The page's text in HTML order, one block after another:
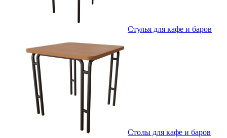
Стулья для кафе и баров
Столы для кафе и баров